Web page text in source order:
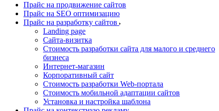
Прайс на продвижение сайтов
Прайс на SEO оптимизацию
Прайс на разработку сайтов
Landing page
Cайта-визитка
Стоимость разработки сайта для малого и среднего
бизнеса
Интернет-магазин
Корпоративный сайт
Стоимость разработки Web-портала
Стоимость мобильной адаптации сайтов
Установка и настройка шаблона